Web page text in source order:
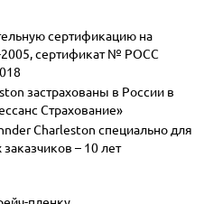
сертификацию на
сертификат № POCC
застрахованы в России в
Страхование»
Charleston специально для
– 10 лет